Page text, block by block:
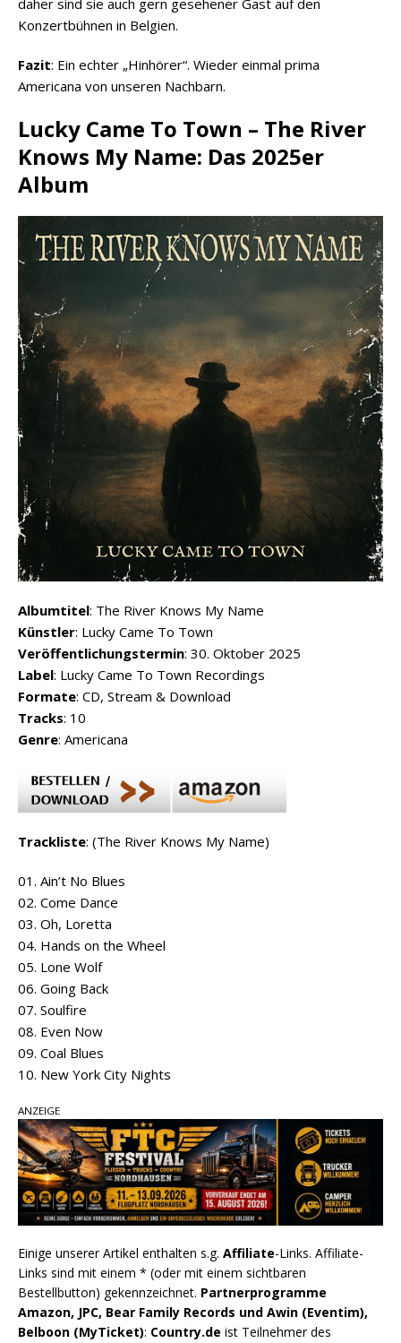
Konzertbühnen in Belgien.
Fazit: Ein echter „Hinhörer“. Wieder einmal prima
Americana von unseren Nachbarn.
Lucky Came To Town – The River
Knows My Name: Das 2025er
Album
Albumtitel: The River Knows My Name
Künstler: Lucky Came To Town
Veröffentlichungstermin: 30. Oktober 2025
Label: Lucky Came To Town Recordings
Formate: CD, Stream & Download
Tracks: 10
Genre: Americana
Trackliste: (The River Knows My Name)
01. Ain’t No Blues
02. Come Dance
03. Oh, Loretta
04. Hands on the Wheel
05. Lone Wolf
06. Going Back
07. Soulfire
08. Even Now
09. Coal Blues
10. New York City Nights
ANZEIGE
Einige unserer Artikel enthalten s.g. Affiliate-Links. Affiliate-
Links sind mit einem * (oder mit einem sichtbaren
Bestellbutton) gekennzeichnet. Partnerprogramme
Amazon, JPC, Bear Family Records und Awin (Eventim),
Belboon (MyTicket): Country.de ist Teilnehmer des